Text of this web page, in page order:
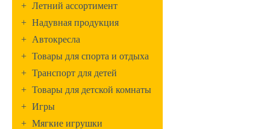
+ Летний ассортимент
+ Надувная продукция
+ Автокресла
+ Товары для спорта и отдыха
+ Транспорт для детей
+ Товары для детской комнаты
+ Игры
+ Мягкие игрушки